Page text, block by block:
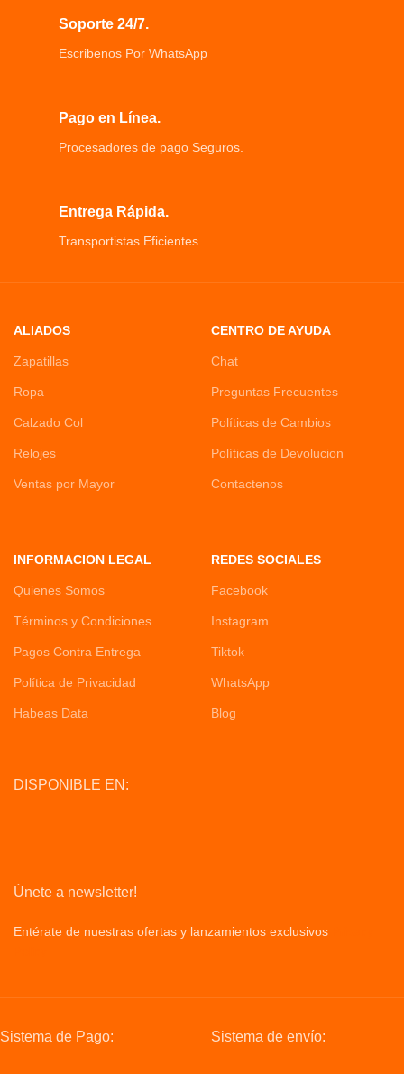
de 120° grados, Resolución 640x480
Soporte 24/7.
Escribenos Por WhatsApp
Pago en Línea.
Procesadores de pago Seguros.
Entrega Rápida.
Transportistas Eficientes
ALIADOS
Zapatillas
Ropa
Calzado Col
Relojes
Ventas por Mayor
CENTRO DE AYUDA
Chat
Preguntas Frecuentes
Políticas de Cambios
Políticas de Devolucion
Contactenos
INFORMACION LEGAL
Quienes Somos
Términos y Condiciones
Pagos Contra Entrega
Política de Privacidad
Habeas Data
REDES SOCIALES
Facebook
Instagram
Tiktok
WhatsApp
Blog
DISPONIBLE EN:
Únete a newsletter!
Entérate de nuestras ofertas y lanzamientos exclusivos
Sistema de Pago: Sistema de envío: